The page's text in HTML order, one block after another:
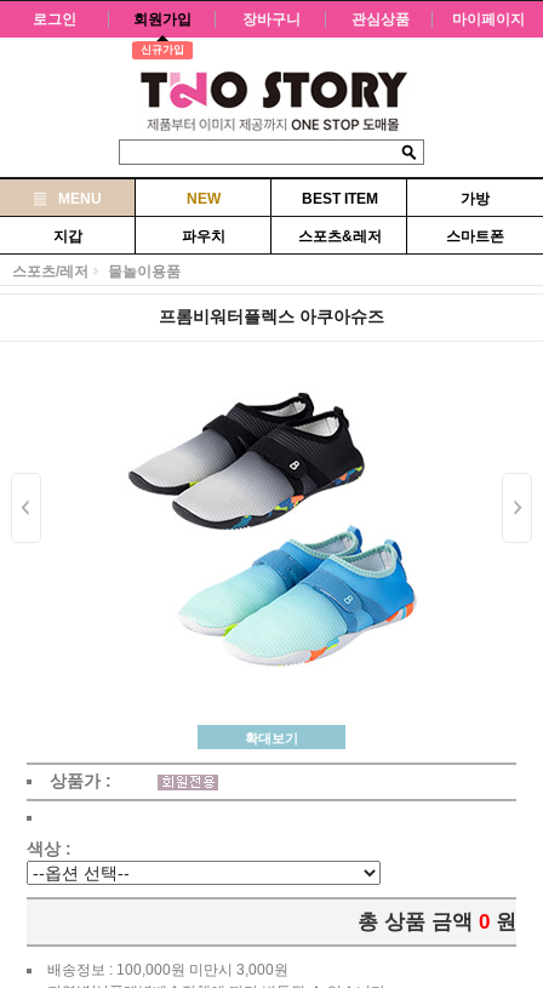
로그인 회원가입
신규가입
장바구니 관심상품 마이페이지
MENU NEW BEST ITEM 가방
지갑 파우치 스포츠&레저 스마트폰
스포츠/레저 물놀이용품
프롬비워터플렉스 아쿠아슈즈
확대보기
상품가 :
색상 :
총 상품 금액 0 원
배송정보 : 100,000원 미만시 3,000원